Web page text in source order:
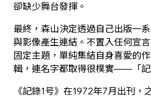
卻缺少舞台發揮。
最終，森山決定透過自己出版一
與影像產生連結。不置入任何宣
固定主題，單純集結自身喜愛的
輯，連名字都取得很樸實——「記
《記錄1号》在1972年7月出刊，